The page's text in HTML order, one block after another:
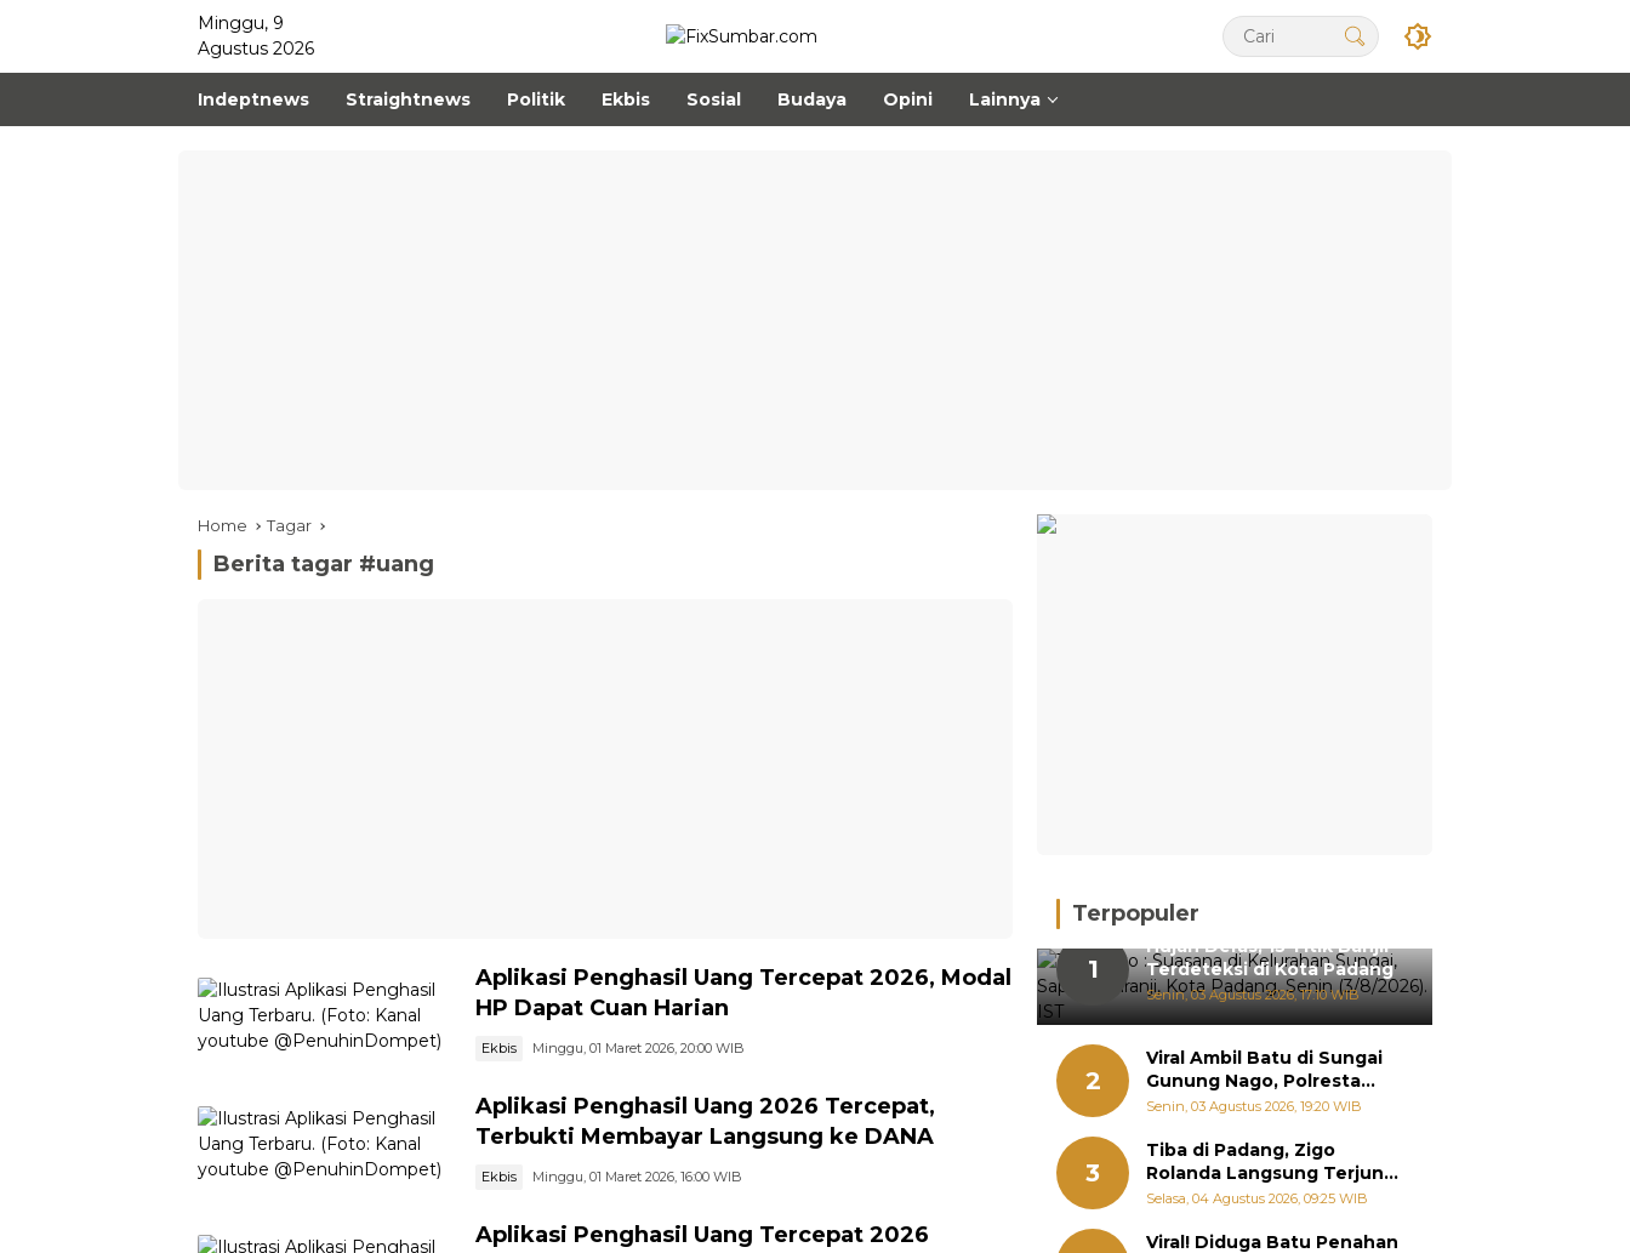
Minggu, 9
Agustus 2026
Indeptnews Straightnews Politik Ekbis Sosial Budaya Opini Lainnya
Home Tagar
Berita tagar #uang
Aplikasi Penghasil Uang Tercepat 2026, Modal
HP Dapat Cuan Harian
Ekbis Minggu, 01 Maret 2026, 20:00 WIB
Aplikasi Penghasil Uang 2026 Tercepat,
Terbukti Membayar Langsung ke DANA
Ekbis Minggu, 01 Maret 2026, 16:00 WIB
Aplikasi Penghasil Uang Tercepat 2026
Terpopuler
1
Hujan Deras, 15 Titik Banjir
Terdeteksi di Kota Padang
Senin, 03 Agustus 2026, 17:10 WIB
2
Viral Ambil Batu di Sungai
Gunung Nago, Polresta
Padang Ungkap Fakta
Senin, 03 Agustus 2026, 19:20 WIB
3
Tiba di Padang, Zigo
Rolanda Langsung Terjun
Bantu Warga Terdampak
Selasa, 04 Agustus 2026, 09:25 WIB
Viral! Diduga Batu Penahan